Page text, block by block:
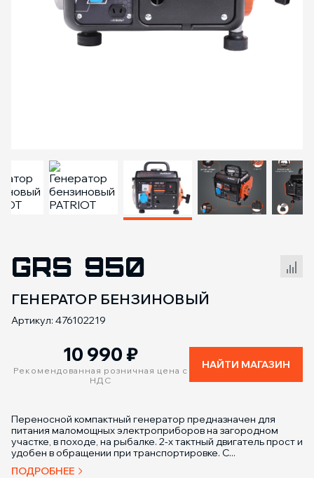
GRS 950
ГЕНЕРАТОР БЕНЗИНОВЫЙ
Артикул: 476102219
10 990 ₽
Рекомендованная розничная цена с
НДС
НАЙТИ МАГАЗИН
Переносной компактный генератор предназначен для
питания маломощных электроприборов на загородном
участке, в походе, на рыбалке. 2-х тактный двигатель прост и
удобен в обращении при транспортировке. С...
ПОДРОБНЕЕ